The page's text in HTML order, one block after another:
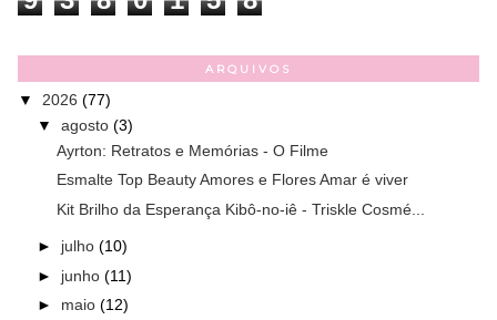
ARQUIVOS
▼ 2026 (77)
▼ agosto (3)
Ayrton: Retratos e Memórias - O Filme
Esmalte Top Beauty Amores e Flores Amar é viver
Kit Brilho da Esperança Kibô-no-iê - Triskle Cosmé...
► julho (10)
► junho (11)
► maio (12)